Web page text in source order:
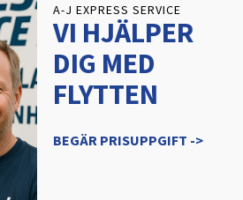
A-J EXPRESS SERVICE
VI HJÄLPER
DIG MED
FLYTTEN
BEGÄR PRISUPPGIFT ->